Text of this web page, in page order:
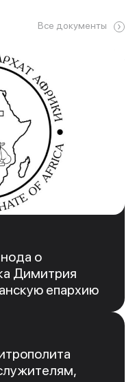
Все документы
о
Димитрия
епархию